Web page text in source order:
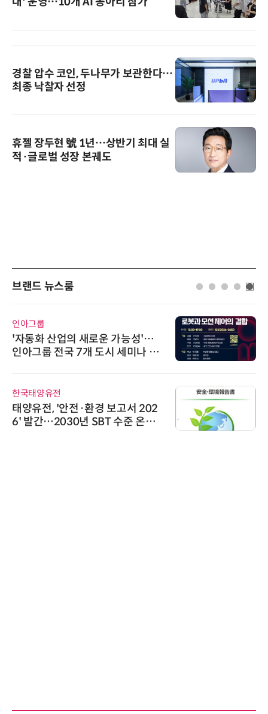
경찰 압수 코인, 두나무가 보관한다…
최종 낙찰자 선정
휴젤 장두현 號 1년…상반기 최대 실
적·글로벌 성장 본궤도
브랜드 뉴스룸
인아그룹
'자동화 산업의 새로운 가능성'…
인아그룹 전국 7개 도시 세미나 페
한국태양유전
태양유전, '안전·환경 보고서 202
6' 발간…2030년 SBT 수준 온실